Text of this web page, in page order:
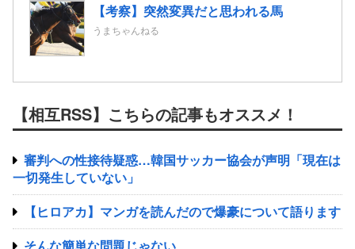
【考察】突然変異だと思われる馬
うまちゃんねる
【相互RSS】こちらの記事もオススメ！
審判への性接待疑惑…韓国サッカー協会が声明「現在は
一切発生していない」
【ヒロアカ】マンガを読んだので爆豪について語ります